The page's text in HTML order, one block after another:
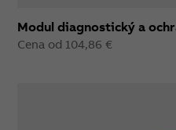
Modul diagnostický a
Cena od 104,86 €